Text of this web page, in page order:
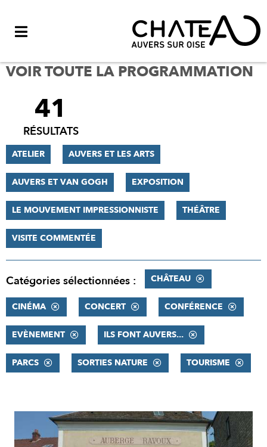
VOIR TOUTE LA PROGRAMMATION
FILTRER
RÉSULTATS
41
RÉSULTATS
ATELIER AUVERS ET LES ARTS
AUVERS ET VAN GOGH EXPOSITION
LE MOUVEMENT IMPRESSIONNISTE THÉÂTRE
VISITE COMMENTÉE
Catégories sélectionnées : CHÂTEAU
CINÉMA CONCERT CONFÉRENCE
EVÈNEMENT ILS FONT AUVERS...
PARCS SORTIES NATURE TOURISME
RÉSULTATS